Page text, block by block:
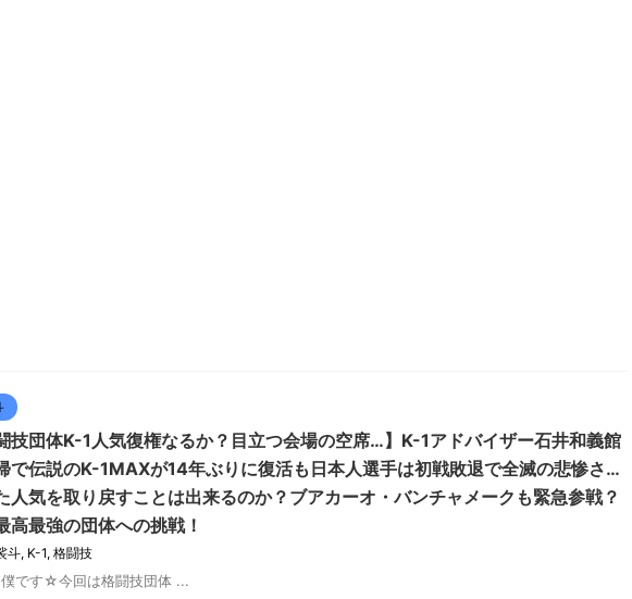
闘技団体K-1人気復権なるか？目立つ会場の空席…】K-1アドバイザー石井和義館
で伝説のK-1MAXが14年ぶりに復活も日本人選手は初戦敗退で全滅の悲惨さ…
人気を取り戻すことは出来るのか？ブアカーオ・バンチャメークも緊急参戦？
高最強の団体への挑戦！
斗, K-1, 格闘技
僕です☆今回は格闘技団体 ...